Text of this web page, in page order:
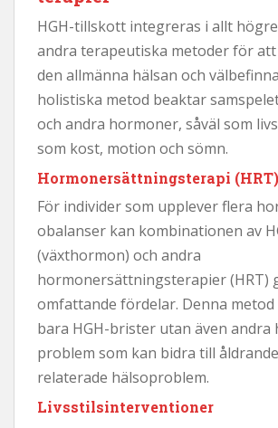
HGH-tillskott integreras i allt
andra terapeutiska metoder för
den allmänna hälsan och
holistiska metod beaktar
och andra hormoner, såväl som
som kost, motion och sömn.
Hormonersättningsterapi (HRT)
För individer som upplever flera
obalanser kan kombinationen av
(växthormon) och andra
hormonersättningsterapier (HRT)
omfattande fördelar. Denna
bara HGH-brister utan även andra
problem som kan bidra till
relaterade hälsoproblem.
Livsstilsinterventioner